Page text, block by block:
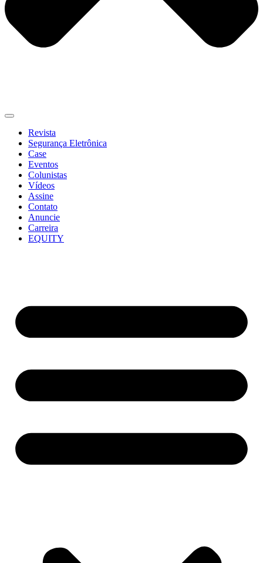
Revista
Segurança Eletrônica
Case
Eventos
Colunistas
Vídeos
Assine
Contato
Anuncie
Carreira
EQUITY